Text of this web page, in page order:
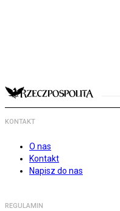
KONTAKT
O nas
Kontakt
Napisz do nas
REGULAMIN